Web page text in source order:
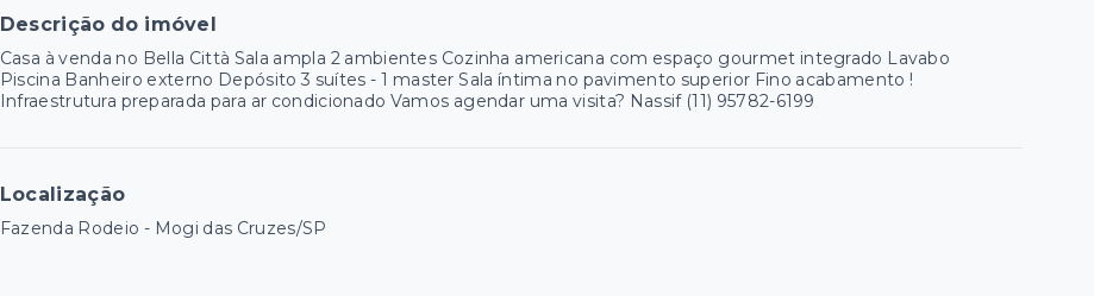
Descrição do imóvel
Casa à venda no Bella Città Sala ampla 2 ambientes Cozinha americana com espaço gourmet integrado Lavabo
Piscina Banheiro externo Depósito 3 suítes - 1 master Sala íntima no pavimento superior Fino acabamento !
Infraestrutura preparada para ar condicionado Vamos agendar uma visita? Nassif (11) 95782-6199
Localização
Fazenda Rodeio - Mogi das Cruzes/SP